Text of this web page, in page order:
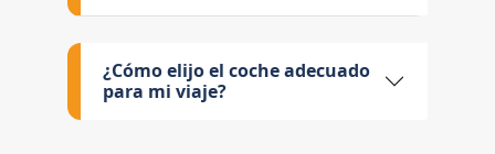
¿Cómo elijo el coche adecuado
para mi viaje?